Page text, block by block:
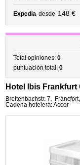
Expedia desde 148 €
Total opiniones:0
puntuación total:0
Hotel Ibis
Breitenbachstr. 7, Fráncfort
Cadena hotelera: Accor